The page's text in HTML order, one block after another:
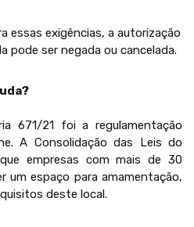
essas exigências, a autorização
pode ser negada ou cancelada.
671/21 foi a regulamentação
A Consolidação das Leis do
empresas com mais de 30
um espaço para amamentação,
deste local.